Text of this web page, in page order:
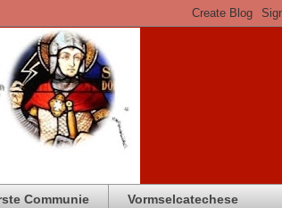
Communie Vormselcatechese